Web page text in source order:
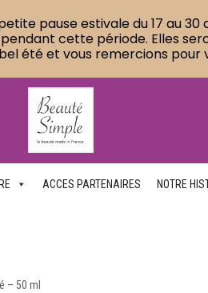
ACCES PARTENAIRES NOTRE
– 50 ml
pause estivale du 17 au 30
cette période. Elles
été et vous remercions